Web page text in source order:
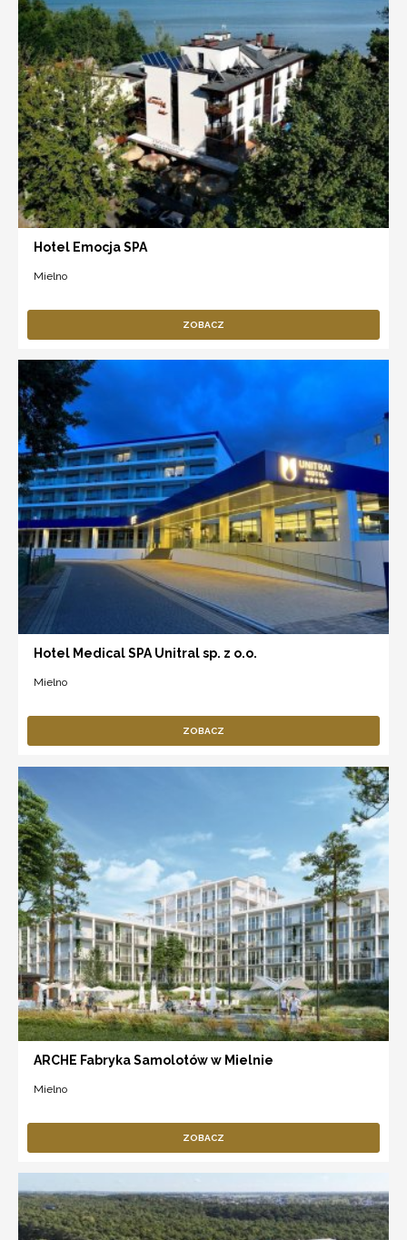
Hotel Emocja SPA
Mielno
ZOBACZ
Hotel Medical SPA Unitral sp. z o.o.
Mielno
ZOBACZ
ARCHE Fabryka Samolotów w Mielnie
Mielno
ZOBACZ